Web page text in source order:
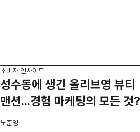
소비자 인사이트
성수동에 생긴 올리브영 뷰티
맨션...경험 마케팅의 모든 것?
노준영